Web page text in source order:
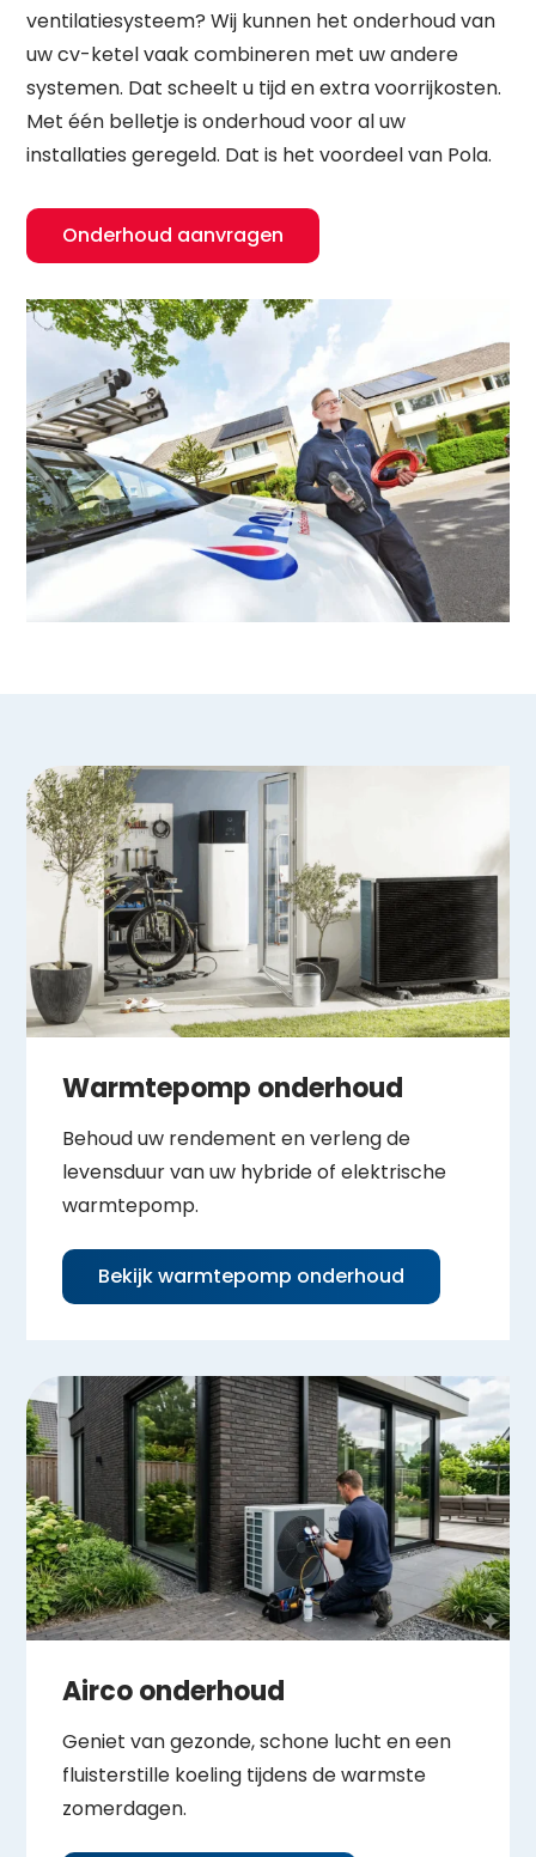
ventilatiesysteem? Wij kunnen het onderhoud van
uw cv-ketel vaak combineren met uw andere
systemen. Dat scheelt u tijd en extra voorrijkosten.
Met één belletje is onderhoud voor al uw
installaties geregeld. Dat is het voordeel van Pola.
Onderhoud aanvragen
Warmtepomp onderhoud
Behoud uw rendement en verleng de
levensduur van uw hybride of elektrische
warmtepomp.
Bekijk warmtepomp onderhoud
Airco onderhoud
Geniet van gezonde, schone lucht en een
fluisterstille koeling tijdens de warmste
zomerdagen.